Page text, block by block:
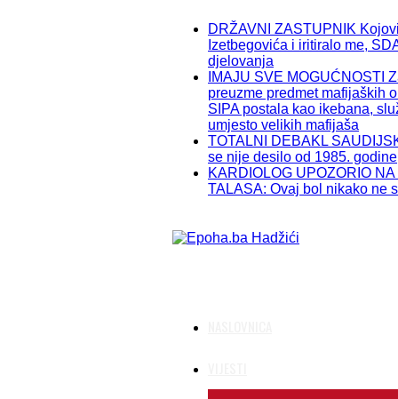
DRŽAVNI ZASTUPNIK
Izetbegovića i iritiralo me,
djelovanja
IMAJU SVE MOGUĆNOSTI
preuzme predmet mafijaških
SIPA postala kao ikebana,
umjesto velikih mafijaša
TOTALNI DEBAKL
se nije desilo od 1985. godine
KARDIOLOG UPOZORIO
TALASA: Ovaj bol nikako ne